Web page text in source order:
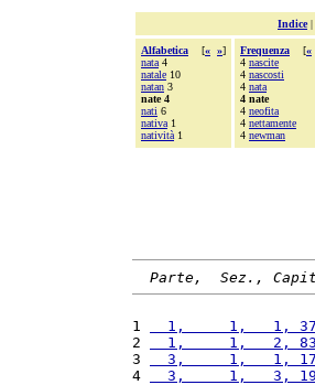
Indice|
Alfabetica [« »]
nata 4
natale 10
natan 3
nate 4
nati 6
nativa 1
natività 1
Frequenza [«
4 nascite
4 nascosti
4 nata
4 nate
4 neofita
4 nettamente
4 newman
Parte,  Sez.,
1
  1,     1,   1, 37
2
  1,     1,   2, 83
3
3,     1,   1,
4
3,     1,   3,